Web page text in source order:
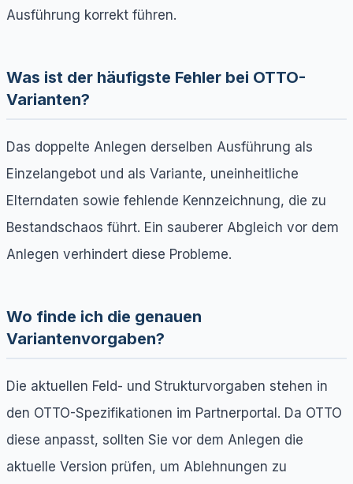
Ausführung korrekt führen.
Was ist der häufigste Fehler bei OTTO-
Varianten?
Das doppelte Anlegen derselben Ausführung als
Einzelangebot und als Variante, uneinheitliche
Elterndaten sowie fehlende Kennzeichnung, die zu
Bestandschaos führt. Ein sauberer Abgleich vor dem
Anlegen verhindert diese Probleme.
Wo finde ich die genauen
Variantenvorgaben?
Die aktuellen Feld- und Strukturvorgaben stehen in
den OTTO-Spezifikationen im Partnerportal. Da OTTO
diese anpasst, sollten Sie vor dem Anlegen die
aktuelle Version prüfen, um Ablehnungen zu